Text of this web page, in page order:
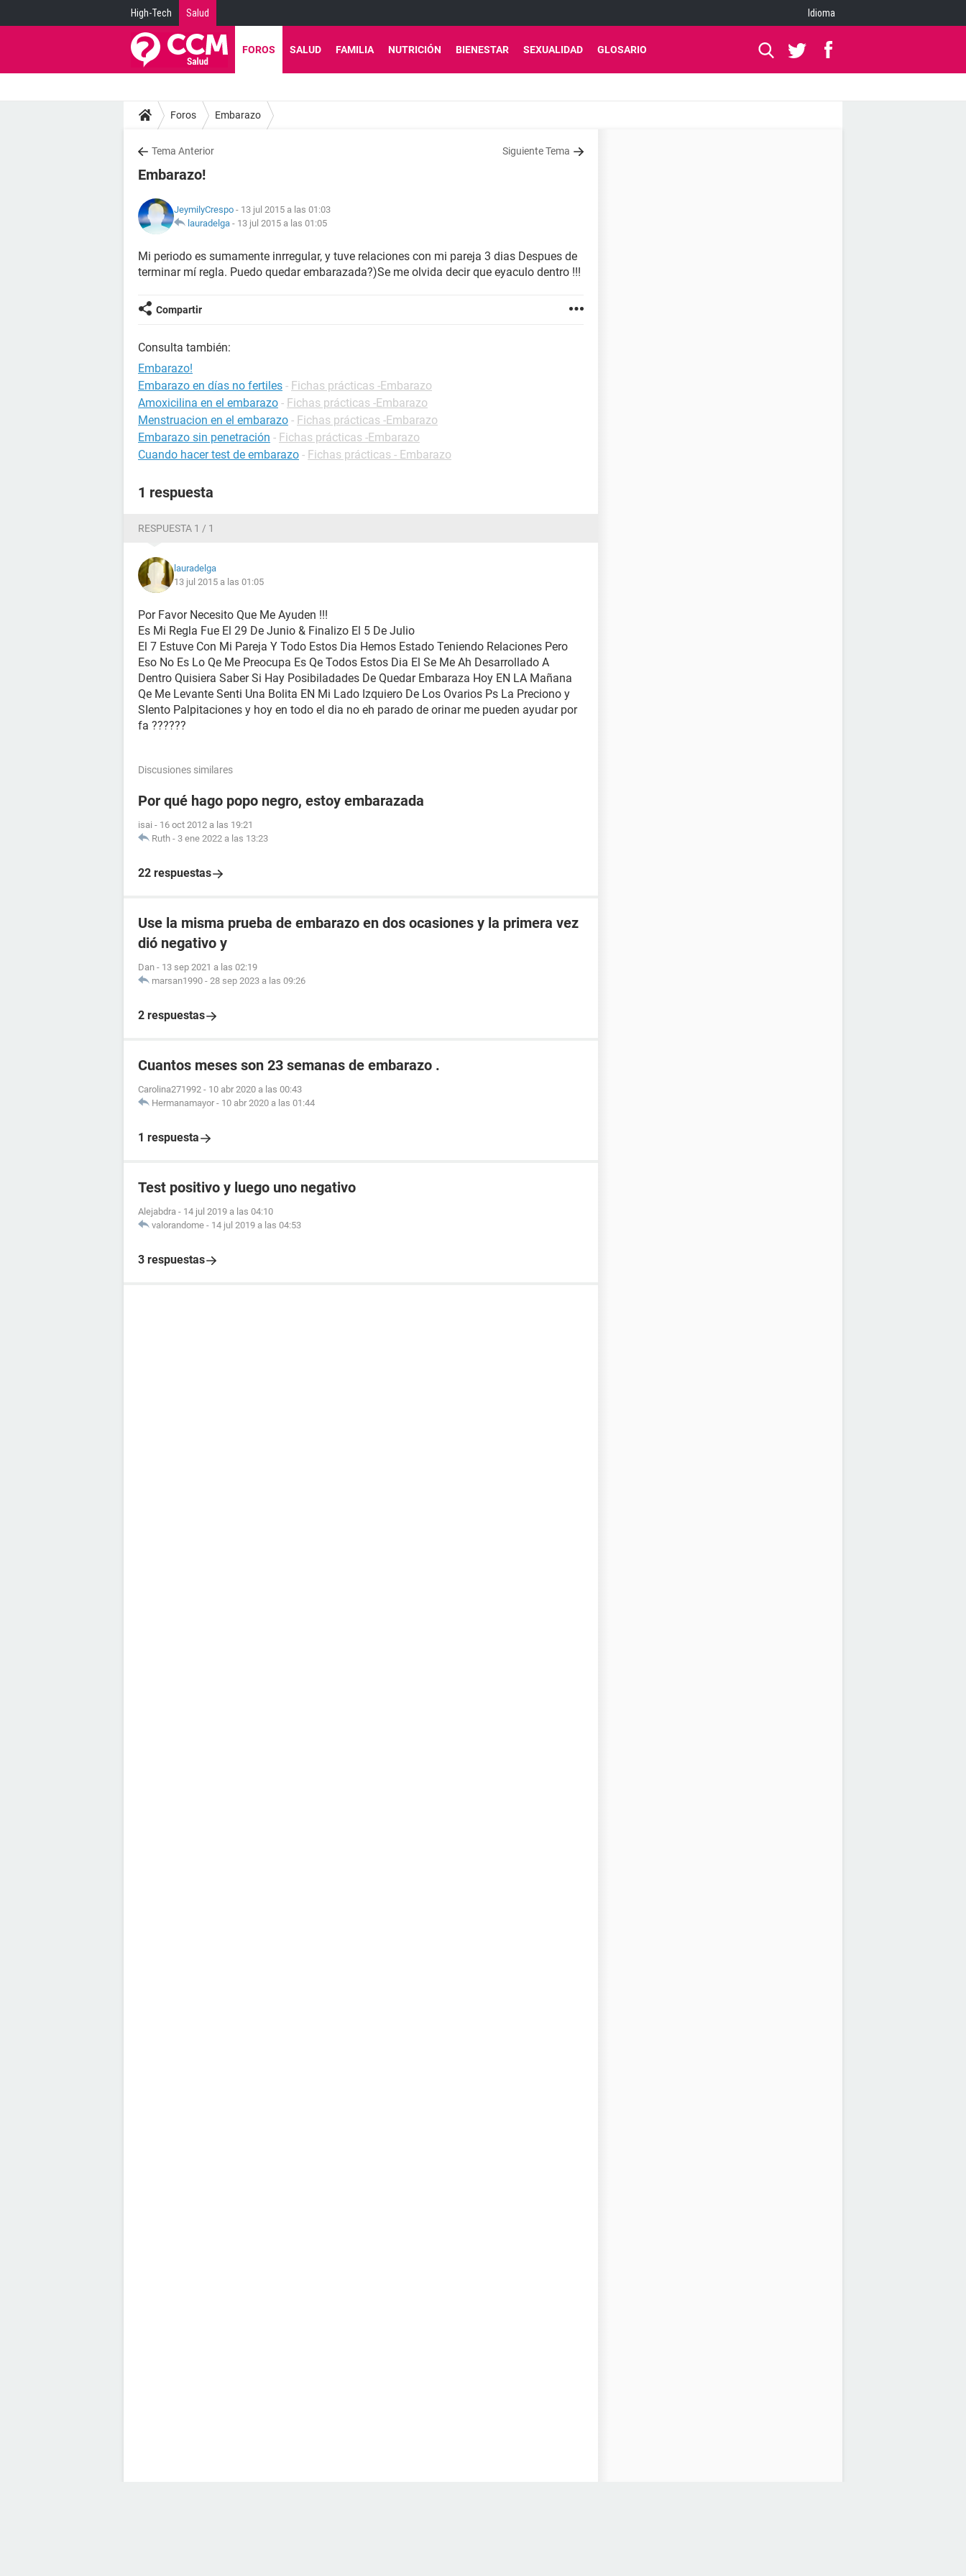
High-Tech Salud Idioma
FOROS SALUD FAMILIA NUTRICIÓN BIENESTAR SEXUALIDAD GLOSARIO
Foros Embarazo
Tema Anterior Siguiente Tema
Embarazo!
JeymilyCrespo - 13 jul 2015 a las 01:03
lauradelga - 13 jul 2015 a las 01:05
Mi periodo es sumamente inrregular, y tuve relaciones con mi pareja 3 dias Despues de
terminar mí regla. Puedo quedar embarazada?)Se me olvida decir que eyaculo dentro !!!
Compartir
Consulta también:
Embarazo!
Embarazo en días no fertiles - Fichas prácticas -Embarazo
Amoxicilina en el embarazo - Fichas prácticas -Embarazo
Menstruacion en el embarazo - Fichas prácticas -Embarazo
Embarazo sin penetración - Fichas prácticas -Embarazo
Cuando hacer test de embarazo - Fichas prácticas - Embarazo
1 respuesta
RESPUESTA 1 / 1
lauradelga
13 jul 2015 a las 01:05
Por Favor Necesito Que Me Ayuden !!!
Es Mi Regla Fue El 29 De Junio & Finalizo El 5 De Julio
El 7 Estuve Con Mi Pareja Y Todo Estos Dia Hemos Estado Teniendo Relaciones Pero
Eso No Es Lo Qe Me Preocupa Es Qe Todos Estos Dia El Se Me Ah Desarrollado A
Dentro Quisiera Saber Si Hay Posibiladades De Quedar Embaraza Hoy EN LA Mañana
Qe Me Levante Senti Una Bolita EN Mi Lado Izquiero De Los Ovarios Ps La Preciono y
SIento Palpitaciones y hoy en todo el dia no eh parado de orinar me pueden ayudar por
fa ??????
Discusiones similares
Por qué hago popo negro, estoy embarazada
isai - 16 oct 2012 a las 19:21
Ruth - 3 ene 2022 a las 13:23
22 respuestas
Use la misma prueba de embarazo en dos ocasiones y la primera vez
dió negativo y
Dan - 13 sep 2021 a las 02:19
marsan1990 - 28 sep 2023 a las 09:26
2 respuestas
Cuantos meses son 23 semanas de embarazo .
Carolina271992 - 10 abr 2020 a las 00:43
Hermanamayor - 10 abr 2020 a las 01:44
1 respuesta
Test positivo y luego uno negativo
Alejabdra - 14 jul 2019 a las 04:10
valorandome - 14 jul 2019 a las 04:53
3 respuestas